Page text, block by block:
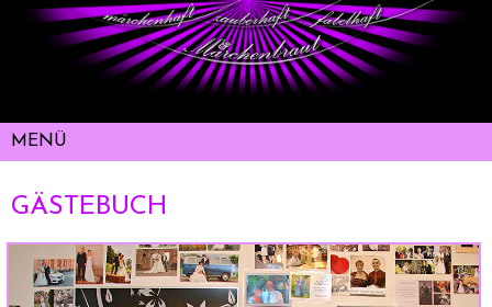
GÄSTEBUCH